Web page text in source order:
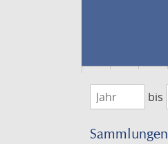
1776
bis
Sammlungen